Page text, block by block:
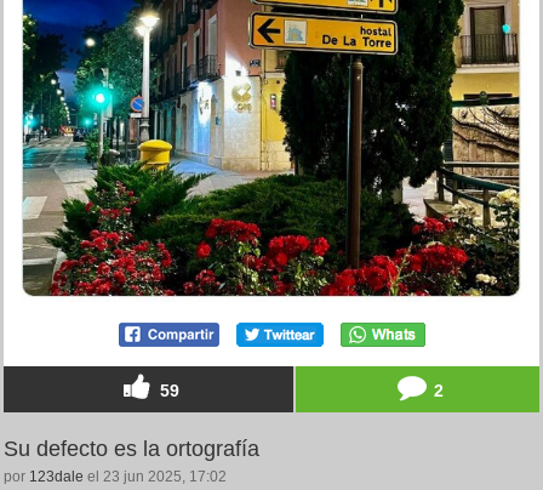
59 2
Su defecto es la ortografía
por 123dale el 23 jun 2025, 17:02